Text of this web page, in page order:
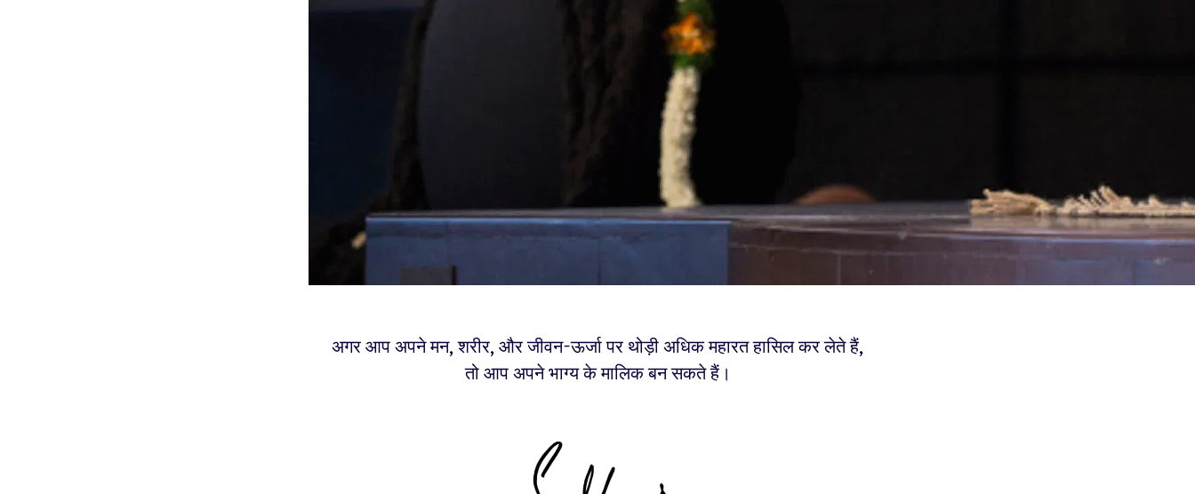
अगर आप अपने मन, शरीर, और जीवन-ऊर्जा पर थोड़ी अधिक महारत हासिल कर लेते हैं,
तो आप अपने भाग्य के मालिक बन सकते हैं।